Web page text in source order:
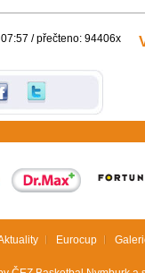
/ přečteno: 94406x
Eurocup